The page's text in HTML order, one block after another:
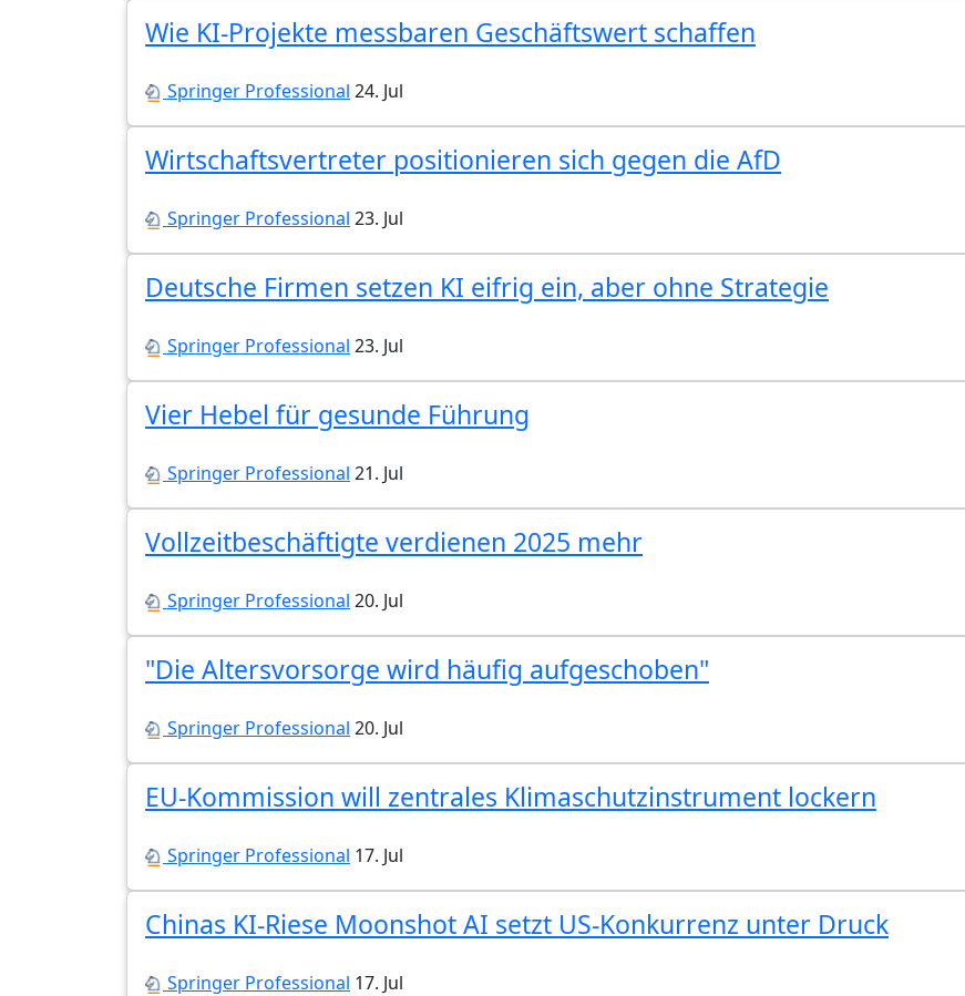
Wie KI-Projekte messbaren Geschäftswert schaffen
Springer Professional 24. Jul
Wirtschaftsvertreter positionieren sich gegen die AfD
Springer Professional 23. Jul
Deutsche Firmen setzen KI eifrig ein, aber ohne Strategie
Springer Professional 23. Jul
Vier Hebel für gesunde Führung
Springer Professional 21. Jul
Vollzeitbeschäftigte verdienen 2025 mehr
Springer Professional 20. Jul
"Die Altersvorsorge wird häufig aufgeschoben"
Springer Professional 20. Jul
EU-Kommission will zentrales Klimaschutzinstrument lockern
Springer Professional 17. Jul
Chinas KI-Riese Moonshot AI setzt US-Konkurrenz unter Druck
Springer Professional 17. Jul